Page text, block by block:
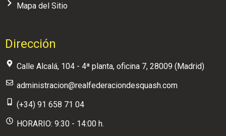
Mapa del Sitio
Dirección
Calle Alcalá, 104 - 4ª planta, oficina 7, 28009 (Madrid)
administracion@realfederaciondesquash.com
(+34) 91 658 71 04
HORARIO: 9:30 - 14:00 h.